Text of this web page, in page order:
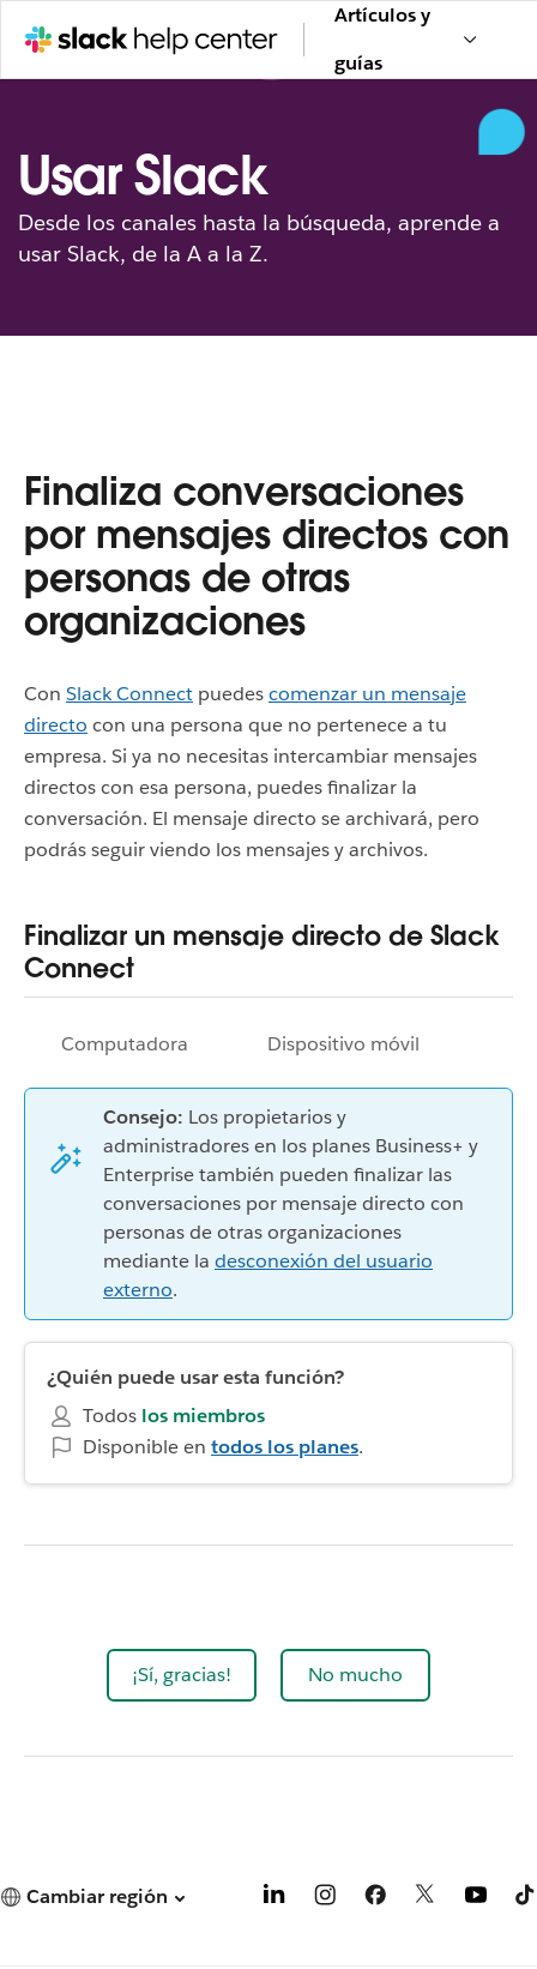
Artículos y
guías
Usar Slack
Desde los canales hasta la búsqueda, aprende a
usar Slack, de la A a la Z.
Finaliza conversaciones
por mensajes directos con
personas de otras
organizaciones
Con Slack Connect puedescomenzar un mensaje
directo con una persona que no pertenece a tu
empresa. Si ya no necesitas intercambiar mensajes
directos con esa persona, puedes finalizar la
conversación. El mensaje directo se archivará, pero
podrás seguir viendo los mensajes y archivos.
Finalizar un mensaje directo de Slack
Connect
Computadora Dispositivo móvil
Consejo: Los propietarios y
administradores en los planes Business+ y
Enterprise también pueden finalizar las
conversaciones por mensaje directo con
personas de otras organizaciones
mediante la desconexión del usuario
externo.
¿Quién puede usar esta función?
Todos los miembros
Disponible en todos los planes.
¡Sí, gracias! No mucho
Cambiar región